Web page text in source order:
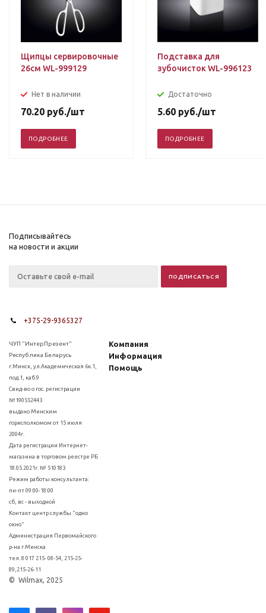
Щипцы сервировочные
26см WL-999129
Нет в наличии
70.20 руб./шт
ПОДРОБНЕЕ
Подставка для
зубочисток WL-996123
Достаточно
5.60 руб./шт
ПОДРОБНЕЕ
Подписывайтесь
на новости и акции
+375-29-9365327
ЧУП "ИнтерПрезент"
Республика Беларусь
г.Минск, ул.Академическая 6к.1,
под.1, каб.9
Свид-во о гос. регистрации
№190552443
выдано Минским
горисполкомом от 15 июля
2004г.
Дата регистрации Интернет-
магазина в торговом реестре РБ
18.05.2021г. № 510183
Режим работы консультанта:
пн-пт 09:00-18:00
сб, вс - выходной
Контакт центр службы "одно
окно"
Администрация Первомайского
р-на г.Минска
тел. 8 017 215- 08-54, 215-25-
89,215-26-11
© Wilmax, 2025
Компания
Информация
Помощь